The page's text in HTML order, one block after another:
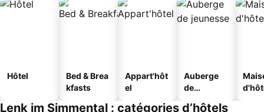
Hôtel
Bed & Brea
kfasts
Appart'hôt
el
Auberge
de
Lenk im Simmental : catégories d’hôtels